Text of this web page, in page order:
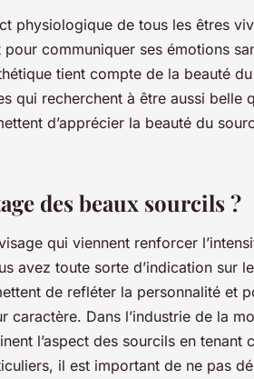
physiologique de tous les êtres
communiquer ses émotions
tient compte de la beauté
qui recherchent à être aussi belle
d’apprécier la beauté du
des beaux sourcils ?
qui viennent renforcer
avez toute sorte d’indication sur
de refléter la personnalité et
Dans l’industrie de la
l’aspect des sourcils en tenant
il est important de ne pas